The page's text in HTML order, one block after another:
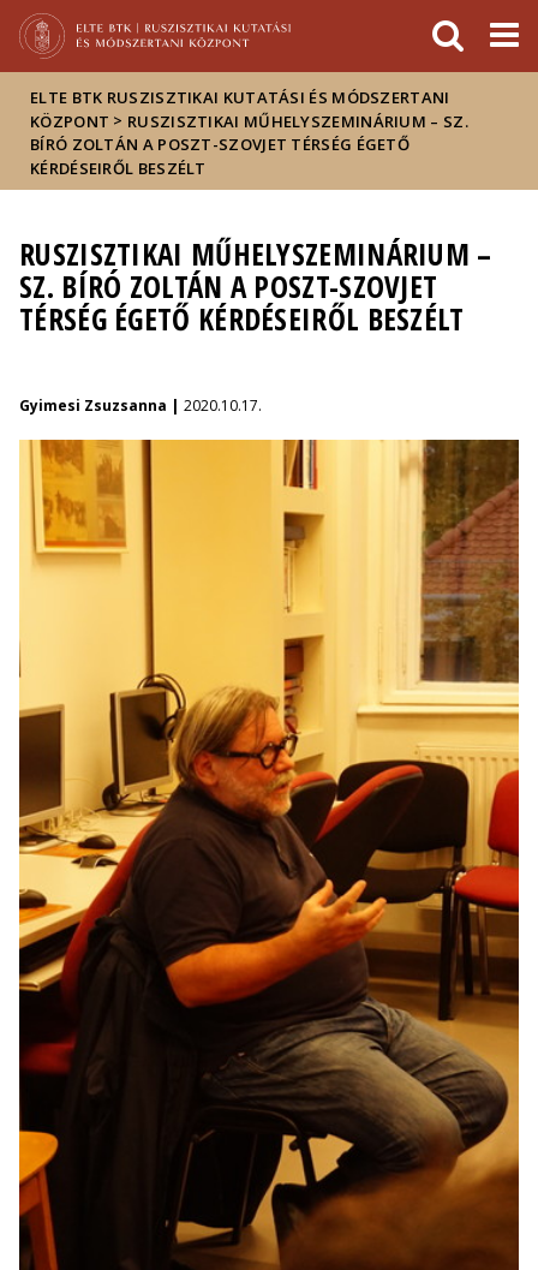
Hírek
Események
ELTE a
sajtóban
ELTE BTK RUSZISZTIKAI KUTATÁSI ÉS MÓDSZERTANI
KÖZPONT > RUSZISZTIKAI MŰHELYSZEMINÁRIUM – SZ.
BÍRÓ ZOLTÁN A POSZT-SZOVJET TÉRSÉG ÉGETŐ
KÉRDÉSEIRŐL BESZÉLT
RUSZISZTIKAI MŰHELYSZEMINÁRIUM –
SZ. BÍRÓ ZOLTÁN A POSZT-SZOVJET
TÉRSÉG ÉGETŐ KÉRDÉSEIRŐL BESZÉLT
Gyimesi Zsuzsanna | 2020.10.17.